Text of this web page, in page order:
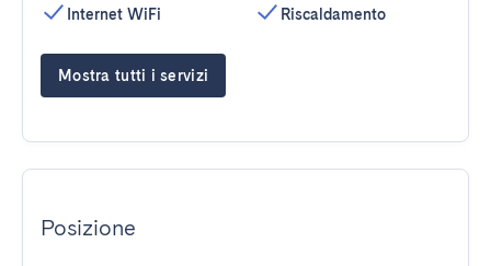
Internet WiFi
Riscaldamento
Mostra tutti i servizi
Posizione